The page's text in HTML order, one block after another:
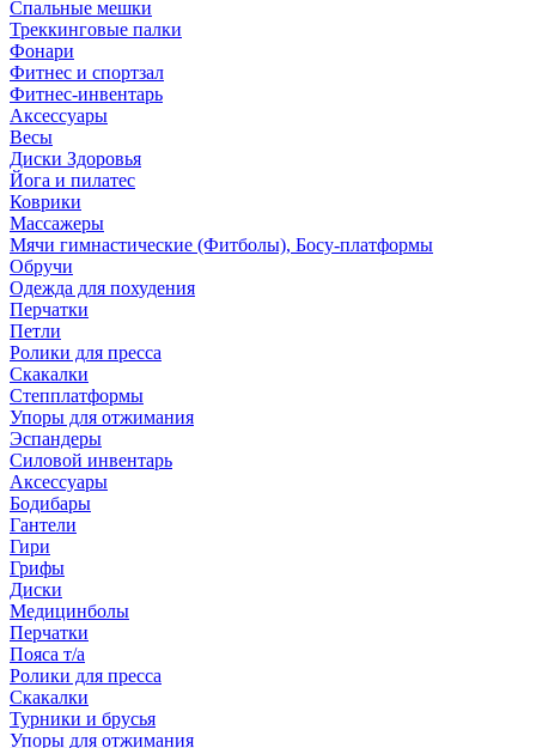
Спальные мешки
Треккинговые палки
Фонари
Фитнес и спортзал
Фитнес-инвентарь
Аксессуары
Весы
Диски Здоровья
Йога и пилатес
Коврики
Массажеры
Мячи гимнастические (Фитболы), Босу-платформы
Обручи
Одежда для похудения
Перчатки
Петли
Ролики для пресса
Скакалки
Степплатформы
Упоры для отжимания
Эспандеры
Силовой инвентарь
Аксессуары
Бодибары
Гантели
Гири
Грифы
Диски
Медицинболы
Перчатки
Пояса т/а
Ролики для пресса
Скакалки
Турники и брусья
Упоры для отжимания